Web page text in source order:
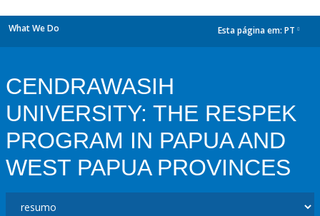
What We Do Esta página em: PT
CENDRAWASIH
UNIVERSITY: THE RESPEK
PROGRAM IN PAPUA AND
WEST PAPUA PROVINCES